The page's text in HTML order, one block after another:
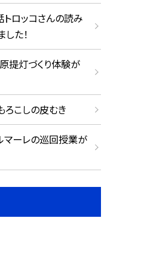
ロッコさんの読み
た！
提灯づくり体験が
ろこしの皮むき
ーレの巡回授業が